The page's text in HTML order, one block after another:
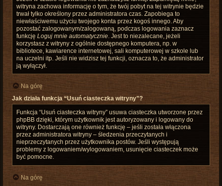
witryna zachowa informację o tym, że twój pobyt na tej witrynie będzie
trwał tylko określony przez administratora czas. Zapobiega to
niewłaściwemu użyciu twojego konta przez kogoś innego. Aby
pozostać zalogowanym/zalogowaną, podczas logowania zaznacz
funkcjęLoguj mnie automatycznie . Jest to niezalecane, jeżeli
korzystasz z witryny z ogólnie dostępnego komputera, np. w
bibliotece, kawiarence internetowej, sali komputerowej w szkole lub
na uczelni itp. Jeśli nie widzisz tej funkcji, oznacza to, że administrator
ją wyłączył.
Na górę
Jak działa funkcja “Usuń ciasteczka witryny”?
Funkcja “Usuń ciasteczka witryny” usuwa ciasteczka utworzone przez
phpBB dzięki, którym użytkownik jest autoryzowany i logowany do
witryny. Dostarczają one również funkcję – jeśli została włączona
przez administratora witryny – śledzenia przeczytanych i
nieprzeczytanych przez użytkownika postów. Jeśli występują
problemy z logowaniem/wylogowaniem, usunięcie ciasteczek może
być pomocne.
Na górę